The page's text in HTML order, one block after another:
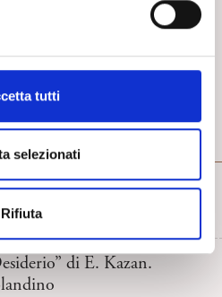
tutti
selezionati
Rifiuta
a un pubblico vasto e
di Don Siegel. Recensione
di E. Kazan.